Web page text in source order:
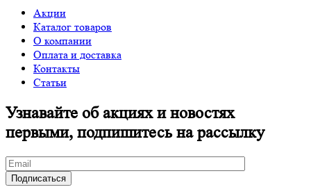
Акции
Каталог товаров
О компании
Оплата и доставка
Контакты
Статьи
Узнавайте об акциях и новостях
первыми, подпишитесь на рассылку